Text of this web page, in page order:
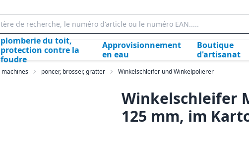
plomberie du toit,
protection contre la
foudre
Approvisionnement
en eau
Boutique
d'artisanat
machines poncer, brosser, gratter Winkelschleifer und Winkelpolierer
Winkelschleifer
125 mm, im